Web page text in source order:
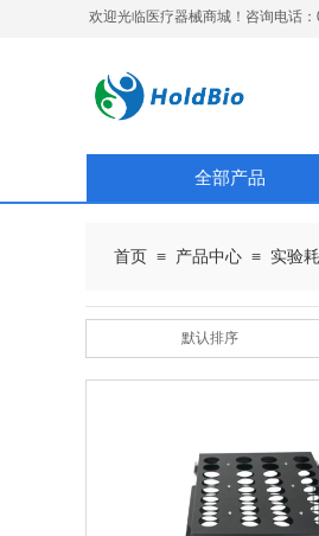
欢迎光临医疗器械商城！咨询电话
全部产品
首页 ≡ 产品中心 ≡ 实验
默认排序